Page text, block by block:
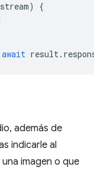
stream)
{
await result.
además de
indicarle al
imagen o que